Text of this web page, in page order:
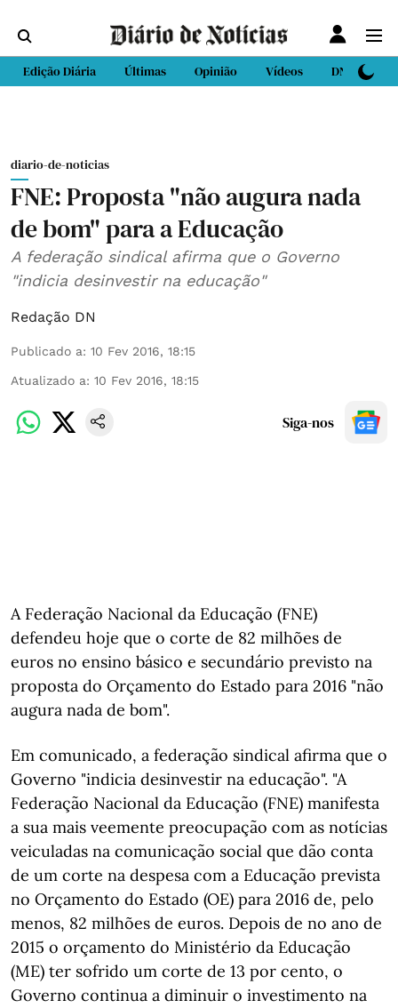
Edição Diária Últimas Opinião Vídeos DN Sport
diario-de-noticias
FNE: Proposta "não augura nada
de bom" para a Educação
A federação sindical afirma que o Governo
"indicia desinvestir na educação"
Redação DN
Publicado a: 10 Fev 2016, 18:15
Atualizado a: 10 Fev 2016, 18:15
Siga-nos
A Federação Nacional da Educação (FNE)
defendeu hoje que o corte de 82 milhões de
euros no ensino básico e secundário previsto na
proposta do Orçamento do Estado para 2016 "não
augura nada de bom".
Em comunicado, a federação sindical afirma que o
Governo "indicia desinvestir na educação". "A
Federação Nacional da Educação (FNE) manifesta
a sua mais veemente preocupação com as notícias
veiculadas na comunicação social que dão conta
de um corte na despesa com a Educação prevista
no Orçamento do Estado (OE) para 2016 de, pelo
menos, 82 milhões de euros. Depois de no ano de
2015 o orçamento do Ministério da Educação
(ME) ter sofrido um corte de 13 por cento, o
Governo continua a diminuir o investimento na